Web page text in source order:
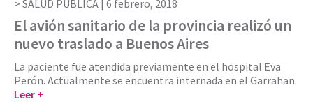
SALUD PÚBLICA | 6 febrero, 2018
El avión sanitario de la provincia realizó un
nuevo traslado a Buenos Aires
La paciente fue atendida previamente en el hospital Eva
Perón. Actualmente se encuentra internada en el Garrahan.
Leer +